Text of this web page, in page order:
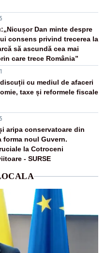
Dan minte despre
consens privind trecerea la
să ascundă cea mai
care trece România”
cu mediul de afaceri
taxe și reformele fiscale
aripa conservatoare din
forma noul Guvern.
la Cotroceni
- SURSE